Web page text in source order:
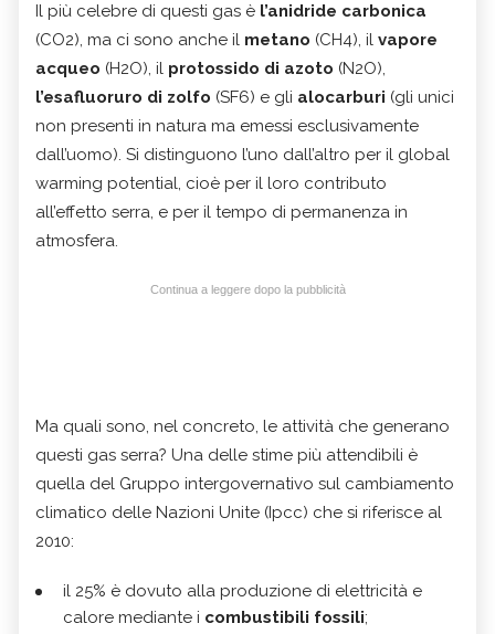
Il più celebre di questi gas è l’anidride carbonica
(CO2), ma ci sono anche il metano (CH4), il vapore
acqueo (H2O), il protossido di azoto (N2O),
l’esafluoruro di zolfo (SF6) e gli alocarburi (gli unici
non presenti in natura ma emessi esclusivamente
dall’uomo). Si distinguono l’uno dall’altro per il global
warming potential, cioè per il loro contributo
all’effetto serra, e per il tempo di permanenza in
atmosfera.
Continua a leggere dopo la pubblicità
Ma quali sono, nel concreto, le attività che generano
questi gas serra? Una delle stime più attendibili è
quella del Gruppo intergovernativo sul cambiamento
climatico delle Nazioni Unite (Ipcc) che si riferisce al
2010:
il 25% è dovuto alla produzione di elettricità e
calore mediante i combustibili fossili;